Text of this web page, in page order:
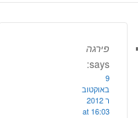
פירגה
says:
9
באוקטוב
ר 2012
at 16:03